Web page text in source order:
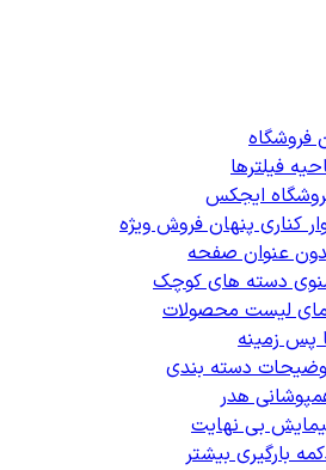
فروشگاه
فیلترها
ایجکس
کناری پنهانفروش ویژه
عنوان صفحه
دسته های کوچک
لیست محصولات
پس زمینه
دسته بندی
هدر
بی نهایت
بارگیری بیشتر